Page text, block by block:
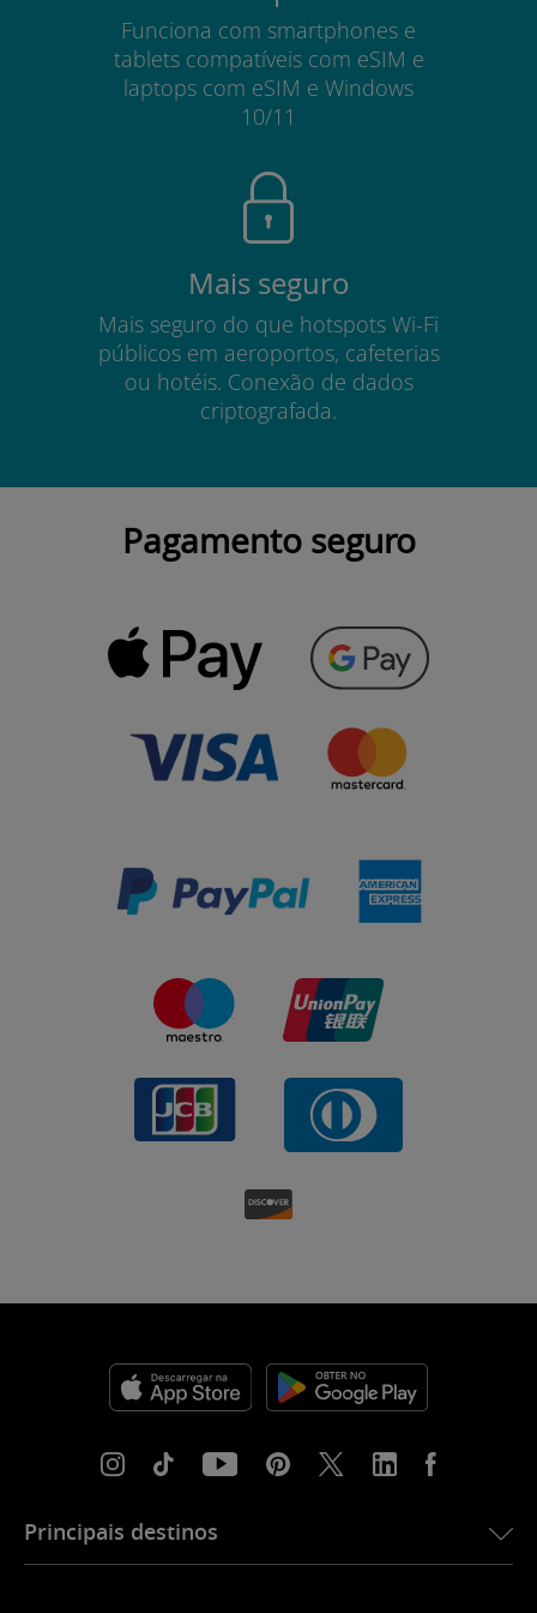
Funciona com smartphones e
tablets compatíveis com eSIM e
laptops com eSIM e Windows
10/11
Mais seguro
Mais seguro do que hotspots Wi-Fi
públicos em aeroportos, cafeterias
ou hotéis. Conexão de dados
criptografada.
Pagamento seguro
Principais destinos